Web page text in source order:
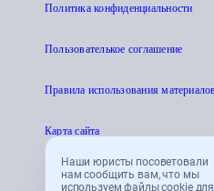
Наши юристы посоветовали
нам сообщить вам, что мы
используем файлы cookie для
Политика конфиденциальности
Пользователькое соглашение
Правила использования
Карта сайта
© 1995 - 2026 «ЦЕНТР